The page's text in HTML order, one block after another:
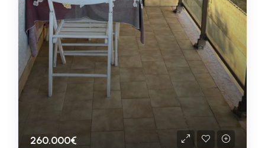
260.000€